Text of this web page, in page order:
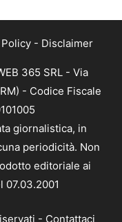
- Disclaimer
365 SRL - Via
- Codice Fiscale
giornalistica, in
periodicità. Non
editoriale ai
07.03.2001
- Contattaci